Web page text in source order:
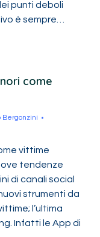
punti deboli
è sempre…
come
Bergonzini
vittime
tendenze
di canali social
strumenti da
l’ultima
Infatti le App di